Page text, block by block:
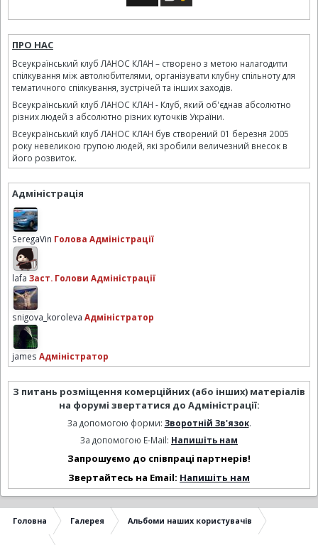
ПРО НАС
Всеукраїнський клуб ЛАНОС КЛАН – створено з метою налагодити
спілкування між автолюбителями, організувати клубну спільноту для
тематичного спілкування, зустрічей та інших заходів.
Всеукраїнський клуб ЛАНОС КЛАН - Клуб, який об'єднав абсолютно
різних людей з абсолютно різних куточків України.
Всеукраїнський клуб ЛАНОС КЛАН був створений 01 березня 2005
року невеликою групою людей, які зробили величезний внесок в
його розвиток.
Адміністрація
SeregaVin Голова Адміністрації
lafa Заст. Голови Адміністрації
snigova_koroleva Адміністратор
james Адміністратор
З питань розміщення комерційних (або інших) матеріалів
на форумі звертатися до Адміністрації:
За допомогою форми: Зворотній Зв'язок.
За допомогою E-Mail: Напишіть нам
Запрошуємо до співпраці партнерів!
Звертайтесь на Email: Напишіть нам
Головна Галерея Альбоми наших користувачів